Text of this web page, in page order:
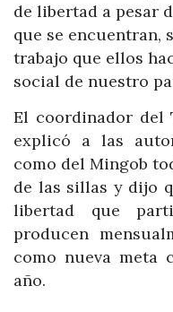
de libertad a pesar
que se encuentran,
trabajo que ellos
social de nuestro
El coordinador del
explicó a las
como del Mingob
de las sillas y dijo
libertad que
producen
como nueva
año.